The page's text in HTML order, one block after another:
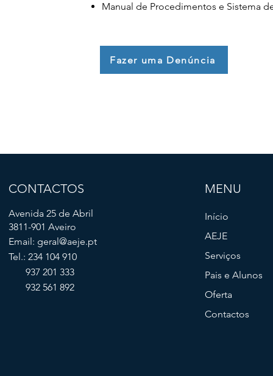
Manual de Procedimentos e Sistema
Fazer uma Denúncia
CONTACTOS
Avenida 25 de Abril
3811-901 Aveiro
Email: geral@aeje.pt
Tel.: 234 104 910
937 201 333
932 561 892
MENU
Início
AEJE
Serviços
Pais e Alunos
Oferta
Contactos